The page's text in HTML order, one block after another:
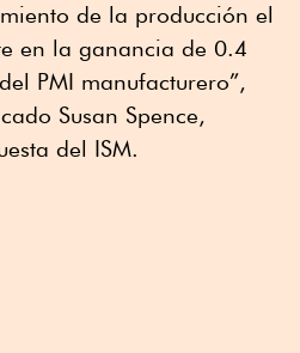
de la producción el
en la ganancia de 0.4
PMI manufacturero”,
Susan Spence,
del ISM.